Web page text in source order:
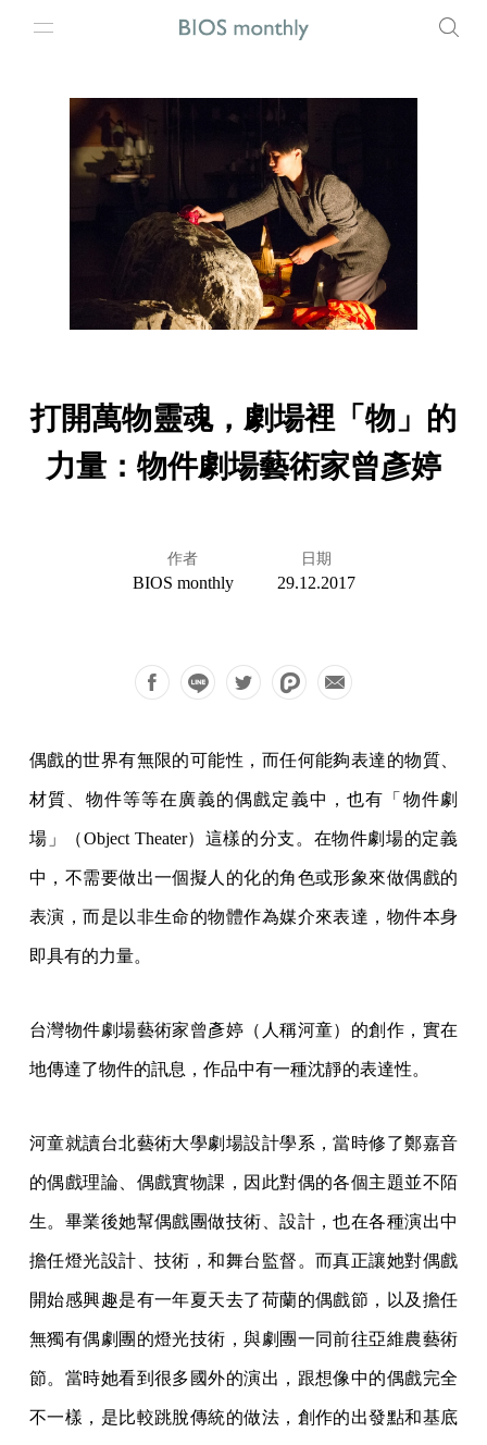
打開萬物靈魂，劇場裡「物」的
力量：物件劇場藝術家曾彥婷
作者
BIOS monthly
日期
29.12.2017
偶戲的世界有無限的可能性，而任何能夠表達的物質、
材質、物件等等在廣義的偶戲定義中，也有「物件劇
場」（Object Theater）這樣的分支。在物件劇場的定義
中，不需要做出一個擬人的化的角色或形象來做偶戲的
表演，而是以非生命的物體作為媒介來表達，物件本身
即具有的力量。
台灣物件劇場藝術家曾彥婷（人稱河童）的創作，實在
地傳達了物件的訊息，作品中有一種沈靜的表達性。
河童就讀台北藝術大學劇場設計學系，當時修了鄭嘉音
的偶戲理論、偶戲實物課，因此對偶的各個主題並不陌
生。畢業後她幫偶戲團做技術、設計，也在各種演出中
擔任燈光設計、技術，和舞台監督。而真正讓她對偶戲
開始感興趣是有一年夏天去了荷蘭的偶戲節，以及擔任
無獨有偶劇團的燈光技術，與劇團一同前往亞維農藝術
節。當時她看到很多國外的演出，跟想像中的偶戲完全
不一樣，是比較跳脫傳統的做法，創作的出發點和基底